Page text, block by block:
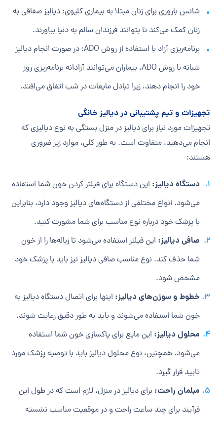
شانس باروری برای زنان مبتلا به بیماری کلیوی: دیالیز صفاقی به
زنان کمک می‌کند تا بتوانند فرزندان سالم به دنیا بیاورند.
برنامه‌ریزی آزاد با استفاده از روش ADO: در صورت انجام دیالیز
شبانه با روش ADO، بیماران می‌توانند آزادانه برنامه‌ریزی روز
خود را انجام دهند، زیرا تبادل مایعات در شب اتفاق می‌افتد.
تجهیزات و تیم پشتیبانی در دیالیز خانگی
تجهیزات مورد نیاز برای دیالیز در منزل بستگی به نوع دیالیزی که
انجام می‌دهید، متفاوت است. به طور کلی، موارد زیر ضروری
هستند:
دستگاه دیالیز: این دستگاه برای فیلتر کردن خون شما استفاده
می‌شود. انواع مختلفی از دستگاه‌های دیالیز وجود دارد، بنابراین
با پزشک خود درباره نوع مناسب برای شما مشورت کنید.
صافی دیالیز: این فیلتر استفاده می‌شود تا زباله‌ها را از خون
شما حذف کند. نوع مناسب صافی دیالیز نیز باید با پزشک خود
مشخص شود.
خطوط و سوزن‌های دیالیز: اینها برای اتصال دستگاه دیالیز به
خون شما استفاده می‌شوند و باید به طور دقیق رعایت شوند.
محلول دیالیز: این مایع برای پاکسازی خون شما استفاده
می‌شود. همچنین، نوع محلول دیالیز باید با توصیه پزشک مورد
تایید قرار گیرد.
مبلمان راحت: برای دیالیز در منزل، لازم است که در طول این
فرآیند برای چند ساعت راحت و در موقعیت مناسب نشسته